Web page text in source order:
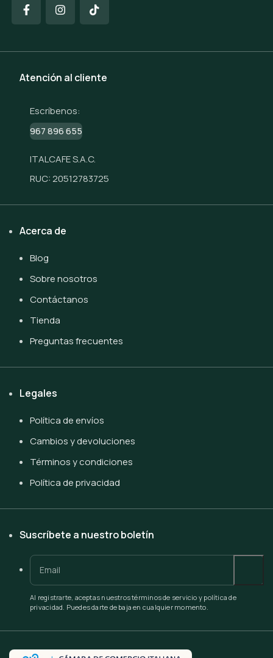
Atención al cliente
Escríbenos:
967 896 655
ITALCAFE S.A.C.
RUC: 20512783725
Acerca de
Blog
Sobre nosotros
Contáctanos
Tienda
Preguntas frecuentes
Legales
Política de envíos
Cambios y devoluciones
Términos y condiciones
Política de privacidad
Suscríbete a nuestro boletín
Al registrarte, aceptas nuestros términos de servicio y política de
privacidad. Puedes darte de baja en cualquier momento.